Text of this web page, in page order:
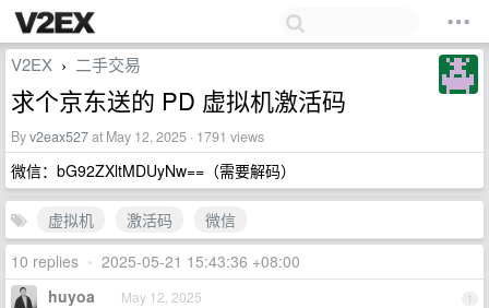
V2EX › 二手交易
求个京东送的 PD 虚拟机激活码
Byv2eax527at May 12, 2025 · 1791 views
微信：bG92ZXltMDUyNw==（需要解码）
虚拟机 激活码
微信
10 replies • 2025-05-21 15:43:36 +08:00
1
huyoa May 12, 2025